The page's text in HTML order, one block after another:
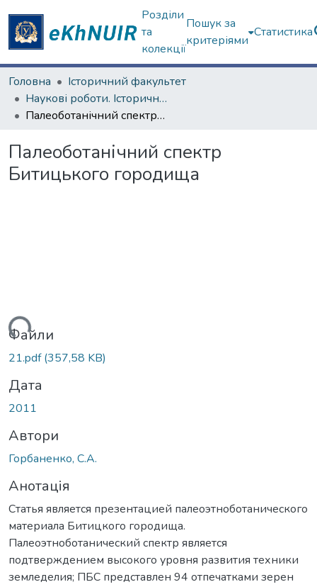
Розділи
та
колекції
Пошук за
критеріями
Статистика
Головна
Історичний факультет
Наукові роботи. Історичний факультет
Палеоботанічний спектр Битицького городища
Палеоботанічний спектр
Битицького городища
Файли
21.pdf(357,58 KB)
Дата
2011
Автори
Горбаненко, С.А.
Анотація
Статья является презентацией палеоэтноботанического
материала Битицкого городища.
Палеоэтноботанический спектр является
подтверждением высокого уровня развития техники
земледелия; ПБС представлен 94 отпечатками зерен